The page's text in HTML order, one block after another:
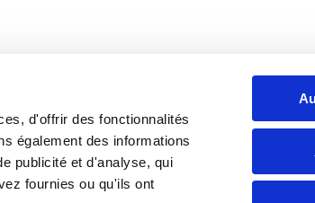
d'offrir des fonctionnalités
également des informations
publicité et d'analyse, qui
fournies ou qu'ils ont
关于 PUIG